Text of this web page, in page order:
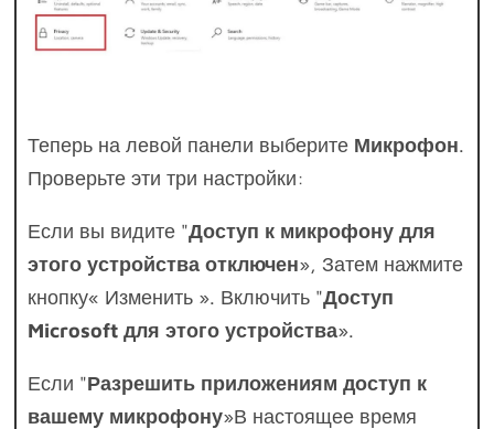
Теперь на левой панели выберите Микрофон.
Проверьте эти три настройки:
Если вы видите "Доступ к микрофону для
этого устройства отключен», Затем нажмите
кнопку« Изменить ». Включить "Доступ
Microsoft для этого устройства».
Если "Разрешить приложениям доступ к
вашему микрофону»В настоящее время